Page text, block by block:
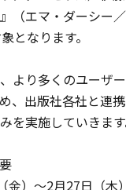
（エマ・ダーシー
となります。
より多くのユーザ
、出版社各社と連
を実施していきます
）～2月27日（木）